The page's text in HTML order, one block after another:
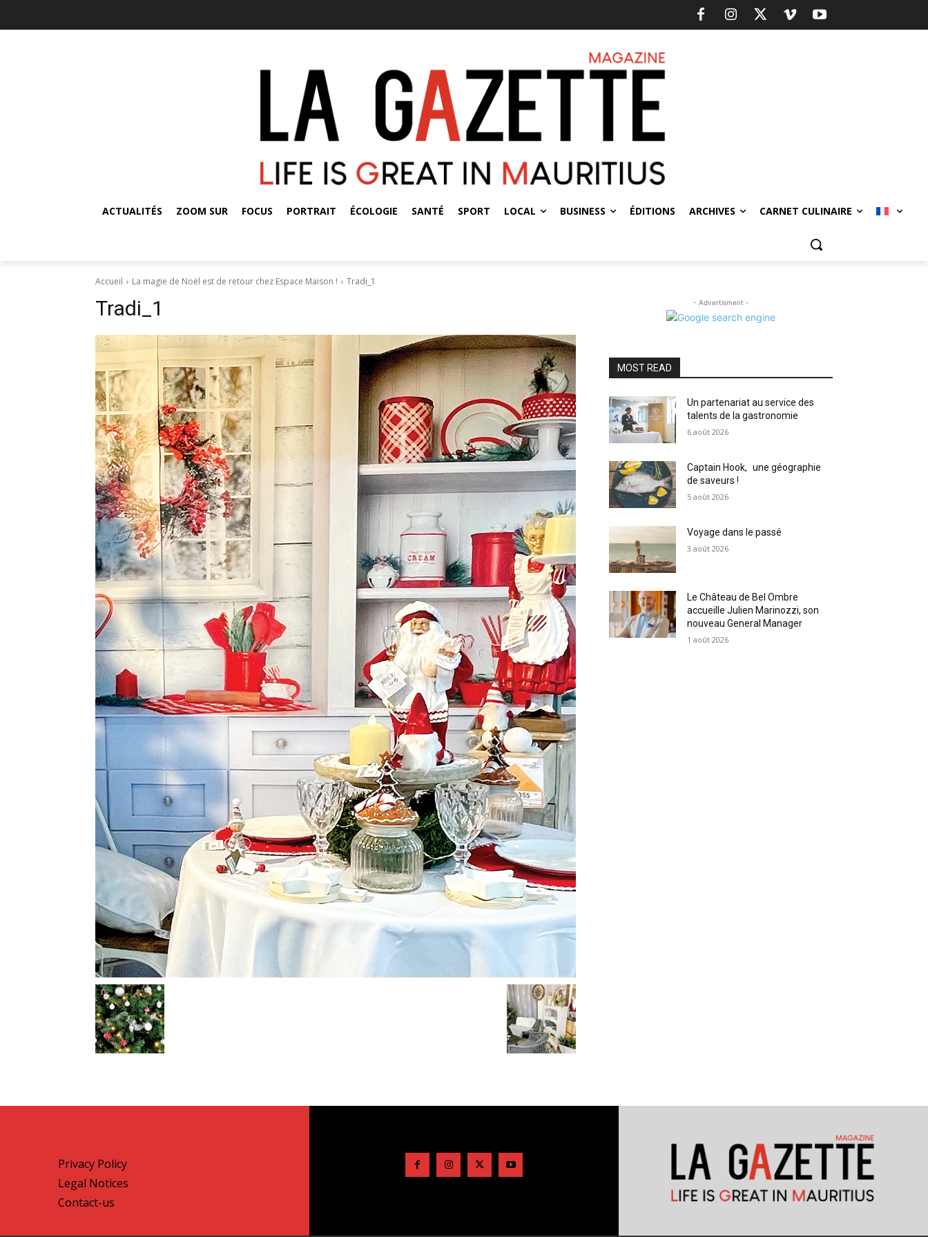
ACTUALITÉS ZOOM SUR FOCUS PORTRAIT ÉCOLOGIE SANTÉ SPORT LOCAL BUSINESS ÉDITIONS ARCHIVES CARNET CULINAIRE
Accueil La magie de Noël est de retour chez Espace Maison ! Tradi_1
Tradi_1 - Advertisment -
MOST READ
Un partenariat au service des
talents de la gastronomie
6 août 2026
Captain Hook, une géographie
de saveurs !
5 août 2026
Voyage dans le passé
3 août 2026
Le Château de Bel Ombre
accueille Julien Marinozzi, son
nouveau General Manager
1 août 2026
Privacy Policy
Legal Notices
Contact-us